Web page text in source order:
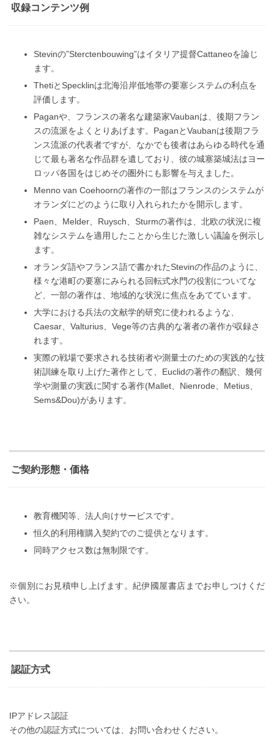
収録コンテンツ例
Stevinの”Sterctenbouwing”はイタリア提督Cattaneoを論じ
ます。
ThetiとSpecklinは北海沿岸低地帯の要塞システムの利点を
評価します。
Paganや、フランスの著名な建築家Vaubanは、後期フラン
スの流派をよくとりあげます。PaganとVaubanは後期フラ
ンス流派の代表者ですが、なかでも後者はあらゆる時代を通
じて最も著名な作品群を遺しており、彼の城塞築城法はヨー
ロッパ各国をはじめその圏外にも影響を与えました。
Menno van Coehoornの著作の一部はフランスのシステムが
オランダにどのように取り入れられたかを開示します。
Paen、Melder、Ruysch、Sturmの著作は、北欧の状況に複
雑なシステムを適用したことから生じた激しい議論を例示し
ます。
オランダ語やフランス語で書かれたStevinの作品のように、
様々な港町の要塞にみられる回転式水門の役割についてな
ど、一部の著作は、地域的な状況に焦点をあてています。
大学における兵法の文献学的研究に使われるような、
Caesar、Valturius、Vege等の古典的な著者の著作が収録さ
れます。
実際の戦場で要求される技術者や測量士のための実践的な技
術訓練を取り上げた著作として、Euclidの著作の翻訳、幾何
学や測量の実践に関する著作(Mallet、Nienrode、Metius、
Sems&Dou)があります。
ご契約形態・価格
教育機関等、法人向けサービスです。
恒久的利用権購入契約でのご提供となります。
同時アクセス数は無制限です。
※個別にお見積申し上げます。紀伊國屋書店までお申しつけくだ
さい。
認証方式
IPアドレス認証
その他の認証方式については、お問い合わせください。